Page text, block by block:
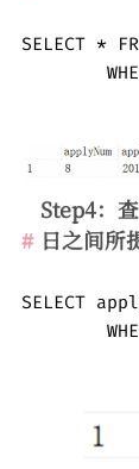
SELECT *
Step4：
日之间所
SELECT